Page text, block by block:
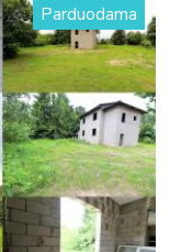
Parduodama